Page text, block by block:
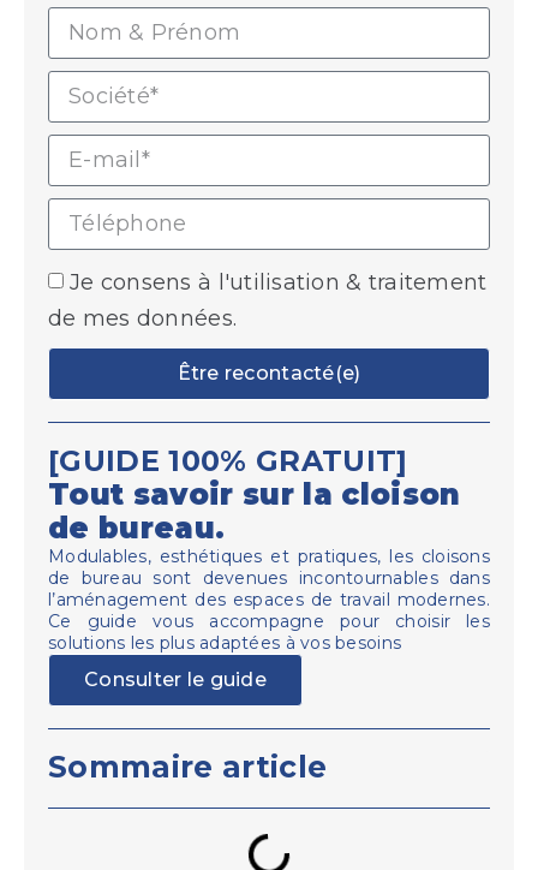
Je consens à l'utilisation & traitement
de mes données.
Être recontacté(e)
[GUIDE 100% GRATUIT]
Tout savoir sur la cloison
de bureau.
Modulables, esthétiques et pratiques, les cloisons
de bureau sont devenues incontournables dans
l’aménagement des espaces de travail modernes.
Ce guide vous accompagne pour choisir les
solutions les plus adaptées à vos besoins
Consulter le guide
Sommaire article